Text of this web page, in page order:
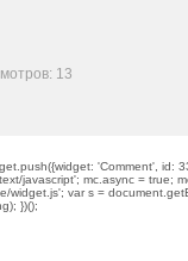
13
'Comment', id:
javascript'; mc.async = true;
widget.js'; var s =
})();